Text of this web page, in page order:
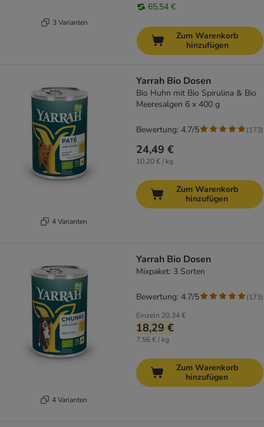
3 Varianten
65,54 €
Zum Warenkorb
hinzufügen
4 Varianten
Yarrah Bio Dosen
Bio Huhn mit Bio Spirulina & Bio
Meeresalgen 6 x 400 g
24,49 €
10,20 € / kg
Bewertung: 4.7/5 (173)
Zum Warenkorb
hinzufügen
4 Varianten
Yarrah Bio Dosen
Mixpaket: 3 Sorten
Einzeln 20,34 €
18,29 €
7,56 € / kg
Bewertung: 4.7/5 (173)
Zum Warenkorb
hinzufügen